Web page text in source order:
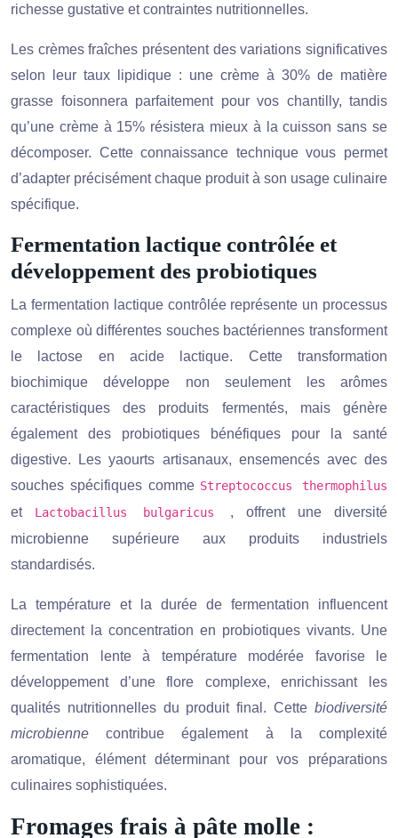
richesse gustative et contraintes nutritionnelles.
Les crèmes fraîches présentent des variations significatives
selon leur taux lipidique : une crème à 30% de matière
grasse foisonnera parfaitement pour vos chantilly, tandis
qu’une crème à 15% résistera mieux à la cuisson sans se
décomposer. Cette connaissance technique vous permet
d’adapter précisément chaque produit à son usage culinaire
spécifique.
Fermentation lactique contrôlée et
développement des probiotiques
La fermentation lactique contrôlée représente un processus
complexe où différentes souches bactériennes transforment
le lactose en acide lactique. Cette transformation
biochimique développe non seulement les arômes
caractéristiques des produits fermentés, mais génère
également des probiotiques bénéfiques pour la santé
digestive. Les yaourts artisanaux, ensemencés avec des
souches spécifiques comme Streptococcus thermophilus
et Lactobacillus bulgaricus , offrent une diversité
microbienne supérieure aux produits industriels
standardisés.
La température et la durée de fermentation influencent
directement la concentration en probiotiques vivants. Une
fermentation lente à température modérée favorise le
développement d’une flore complexe, enrichissant les
qualités nutritionnelles du produit final. Cette biodiversité
microbiennecontribue également à la complexité
aromatique, élément déterminant pour vos préparations
culinaires sophistiquées.
Fromages frais à pâte molle :